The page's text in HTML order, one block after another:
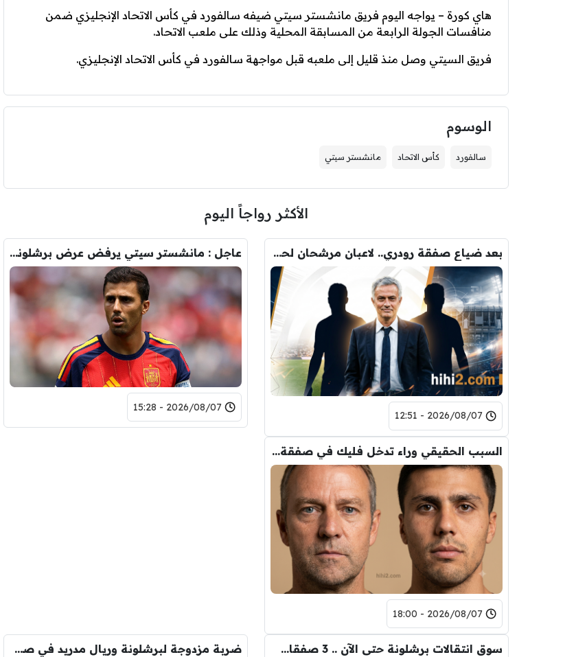
هاي كورة – يواجه اليوم فريق مانشستر سيتي ضيفه سالفورد في كأس الاتحاد الإنجليزي ضمن
منافسات الجولة الرابعة من المسابقة المحلية وذلك على ملعب الاتحاد.
فريق السيتي وصل منذ قليل إلى ملعبه قبل مواجهة سالفورد في كأس الاتحاد الإنجليزي.
الوسوم
سالفورد كأس الاتحاد مانشستر سيتي
الأكثر رواجاً اليوم
بعد ضياع صفقة رودري.. لاعبان مرشحان لحل أزمة ريال مدريد
2026/08/07 - 12:51
عاجل : مانشستر سيتي يرفض عرض برشلونة الاول لضم رودري.. ويسخر من قيمته
2026/08/07 - 15:28
السبب الحقيقي وراء تدخل فليك في صفقة رودري
2026/08/07 - 18:00
سوق انتقالات برشلونة حتى الآن .. 3 صفقات و 5 راحلين ضربة مزدوجة لبرشلونة وريال مدريد في صفقة رودري